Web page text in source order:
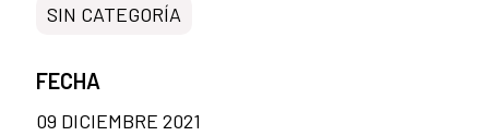
SIN CATEGORÍA
FECHA
09 DICIEMBRE 2021